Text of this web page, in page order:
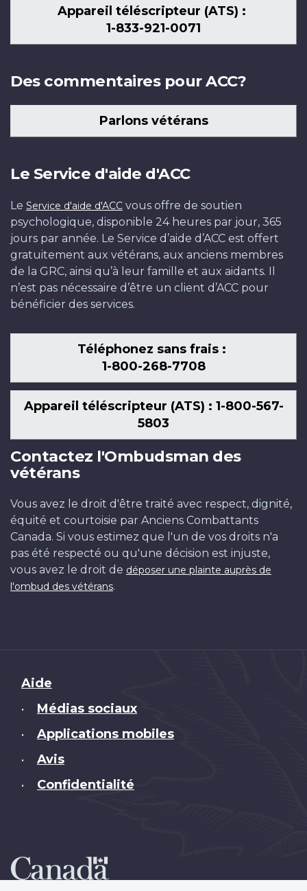
Appareil téléscripteur (ATS) :
1-833-921-0071
Des commentaires pour ACC?
Parlons vétérans
Le Service d'aide d'ACC
Le Service d'aide d'ACC vous offre de soutien
psychologique, disponible 24 heures par jour, 365
jours par année. Le Service d’aide d’ACC est offert
gratuitement aux vétérans, aux anciens membres
de la GRC, ainsi qu’à leur famille et aux aidants. Il
n’est pas nécessaire d’être un client d’ACC pour
bénéficier des services.
Téléphonez sans frais :
1-800-268-7708
Appareil téléscripteur (ATS) : 1-800-567-
5803
Contactez l'Ombudsman des
vétérans
Vous avez le droit d'être traité avec respect, dignité,
équité et courtoisie par Anciens Combattants
Canada. Si vous estimez que l'un de vos droits n'a
pas été respecté ou qu'une décision est injuste,
vous avez le droit de déposer une plainte auprès de
l'ombud des vétérans.
Brand
Aide
• Médias sociaux
• Applications mobiles
• Avis
• Confidentialité